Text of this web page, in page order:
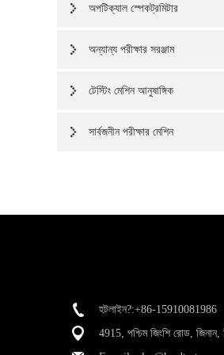
অপটিক্যাল স্পেকট্রমিটার
অন্যান্য পরীক্ষার সরঞ্জাম
টেস্টিং মেশিন আনুষাঙ্গিক
সার্বজনীন পরীক্ষার মেশিন
হটলাইন?:+86-15910081986
4915, পশ্চিম জিংশি রোড, জিনান,